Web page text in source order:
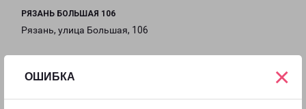
ОШИБКА ×
РЯЗАНЬ БОЛЬШАЯ 106
Рязань, улица Большая, 106